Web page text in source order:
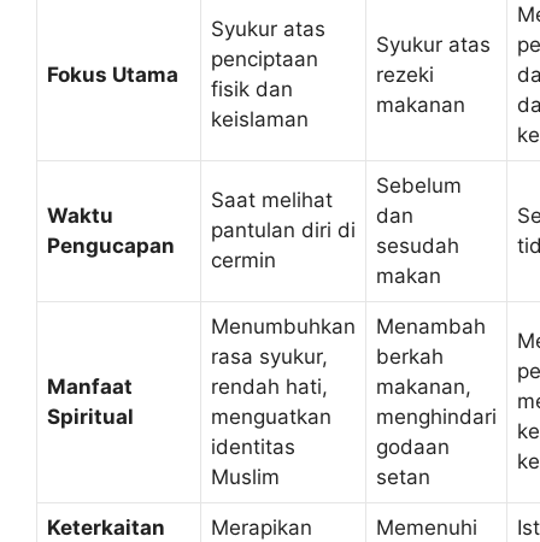
Fokus Utama
Syukur atas
penciptaan
fisik dan
keislaman
Syukur atas
rezeki
makanan
Waktu
Pengucapan
Saat melihat
pantulan diri di
cermin
Sebelum
dan
sesudah
makan
Manfaat
Spiritual
Menumbuhkan
rasa syukur,
rendah hati,
menguatkan
identitas
Muslim
Menambah
berkah
makanan,
menghindari
godaan
setan
Keterkaitan
Merapikan
Memenuhi